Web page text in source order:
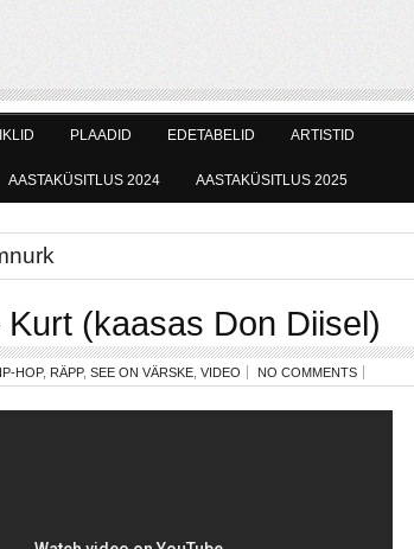
PLAADID EDETABELID ARTISTID
AASTAKÜSITLUS 2024 AASTAKÜSITLUS 2025
(kaasas Don Diisel)
HOP, RÄPP, SEE ON VÄRSKE VIDEO NO COMMENTS